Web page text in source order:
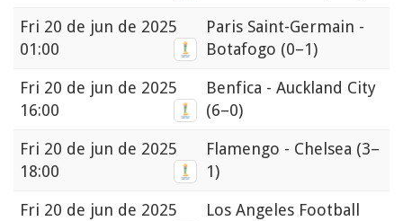
Fri 20 de jun de 2025
01:00
Paris Saint-Germain -
Botafogo (0–1)
Fri 20 de jun de 2025
16:00
Benfica - Auckland City
(6–0)
Fri 20 de jun de 2025
18:00
Flamengo - Chelsea (3–
1)
Fri 20 de jun de 2025
Los Angeles Football